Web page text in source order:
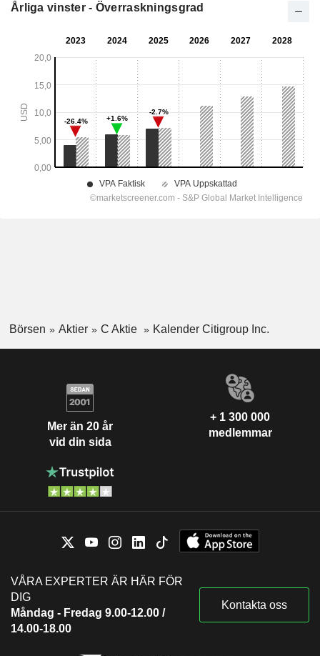
Årliga vinster - Överraskningsgrad
Börsen Aktier C Aktie Kalender Citigroup Inc.
Mer än 20 år
vid din sida
+ 1 300 000
medlemmar
VÅRA EXPERTER ÄR HÄR FÖR
DIG
Måndag - Fredag 9.00-12.00 /
14.00-18.00
Kontakta oss